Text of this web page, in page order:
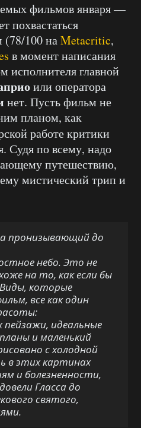
фильмов января —
похвастаться
(78/100 наMetacritic,
в момент написания
исполнителя главной
или оператора
нет. Пусть фильм не
планом, как
работе критики
Судя по всему, надо
путешествию,
мистический трип и
пронизывающий до
небо. Это не
на то, как если бы
которые
все как один
идеальные
и маленький
с холодной
в этих картинах
и болезненности,
Гласса до
святого,